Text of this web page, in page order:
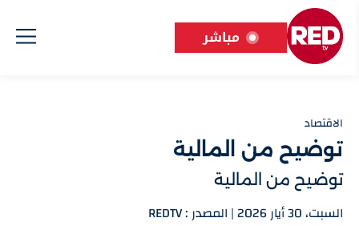
مباشر
الاقتصاد
توضيح من المالية
توضيح من المالية
السبت، 30 أيار 2026 | المصدر : REDTV